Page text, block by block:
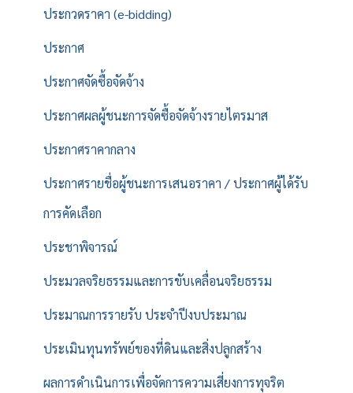
ประกวดราคา (e-bidding)
ประกาศ
ประกาศจัดซื้อจัดจ้าง
ประกาศผลผู้ชนะการจัดซื้อจัดจ้างรายไตรมาส
ประกาศราคากลาง
ประกาศรายชื่อผู้ชนะการเสนอราคา / ประกาศผู้ได้รับ
การคัดเลือก
ประชาพิจารณ์
ประมวลจริยธรรมและการขับเคลื่อนจริยธรรม
ประมาณการรายรับ ประจำปีงบประมาณ
ประเมินทุนทรัพย์ของที่ดินและสิ่งปลูกสร้าง
ผลการดำเนินการเพื่อจัดการความเสี่ยงการทุจริต